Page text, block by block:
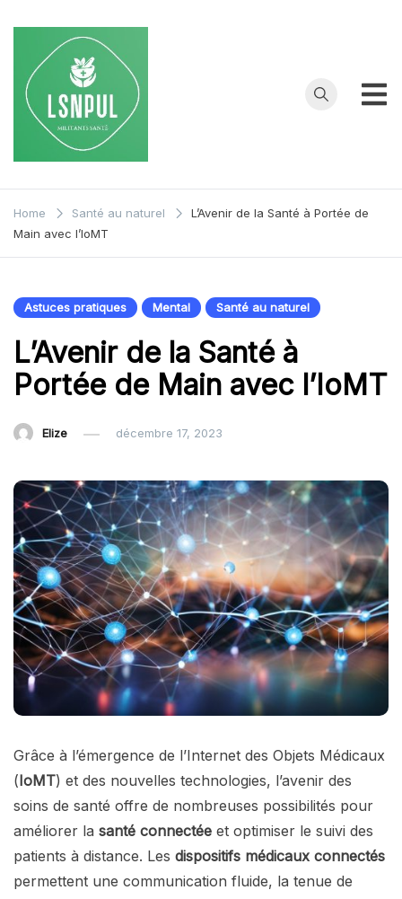
content
La Santé
n'est
Pas un
Luxe
Home Santé au naturel
L’Avenir de la Santé à Portée de
Main avec l’IoMT
Astuces pratiques Mental Santé au naturel
L’Avenir de la Santé à
Portée de Main avec l’IoMT
Elize décembre 17, 2023
Grâce à l’émergence de l’Internet des Objets Médicaux
(IoMT) et des nouvelles technologies, l’avenir des
soins de santé offre de nombreuses possibilités pour
améliorer la santé connectée et optimiser le suivi des
patients à distance. Les dispositifs médicaux connectés
permettent une communication fluide, la tenue de